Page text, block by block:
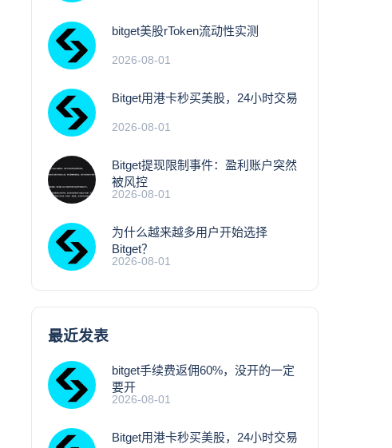
bitget美股rToken流动性实测
2026-08-01
Bitget用港卡秒买美股，24小时交易
2026-08-01
Bitget提现限制事件：盈利账户突然
被风控
2026-08-01
为什么越来越多用户开始选择
Bitget？
2026-08-01
最近发表
bitget手续费返佣60%，没开的一定
要开
2026-08-01
Bitget用港卡秒买美股，24小时交易